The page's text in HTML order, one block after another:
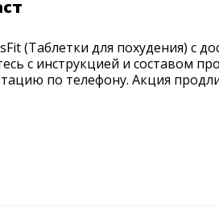
(Таблетки для похудения) с
с инструкцией и составом
по телефону. Акция